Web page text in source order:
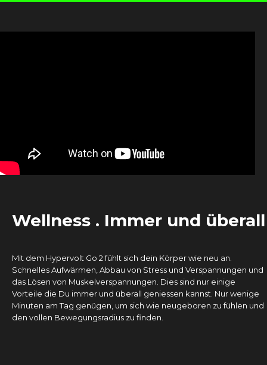
Wellness . Immer und überall
Mit dem Hypervolt Go 2 fühlt sich dein Körper wie neu an.
Schnelles Aufwärmen, Abbau von Stress und Verspannungen und
das Lösen von Muskelverspannungen. Dies sind nur einige
Vorteile die Du immer und überall geniessen kannst. Nur wenige
Minuten am Tag genügen, um sich wie neugeboren zu fühlen und
den vollen Bewegungsradius zu finden.